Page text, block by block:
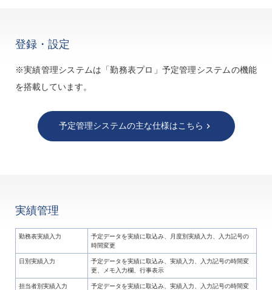
登録・設定
※実績管理システムは「勤務表プロ」予定管理システムの機能
を搭載しています。
予定管理システムの主な仕様はこちら keyboard_arrow_right
実績管理
勤務表実績入力
予定データを実績に取込み、月度別実績入力、入力記号の
時間変更
日別実績入力
予定データを実績に取込み、実績入力、入力記号の時間変
更、メモ入力欄、行事表示
担当者別実績入力
予定データを実績に取込み、実績入力、入力記号の時間変